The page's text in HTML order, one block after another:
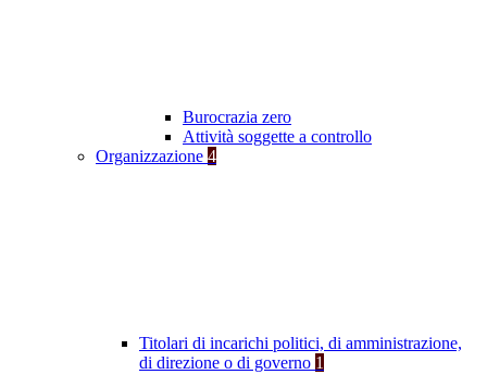
Burocrazia zero
Attività soggette a controllo
Organizzazione 4
Titolari di incarichi politici, di amministrazione,
di direzione o di governo 1